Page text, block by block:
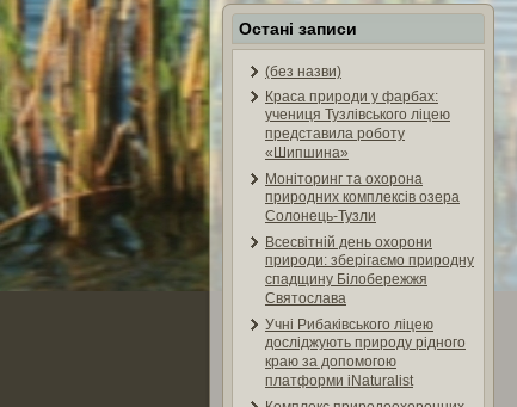
Остані записи
(без назви)
Краса природи у фарбах:
учениця Тузлівського ліцею
представила роботу
«Шипшина»
Моніторинг та охорона
природних комплексів озера
Солонець-Тузли
Всесвітній день охорони
природи: зберігаємо природну
спадщину Білобережжя
Святослава
Учні Рибаківського ліцею
досліджують природу рідного
краю за допомогою
платформи iNaturalist